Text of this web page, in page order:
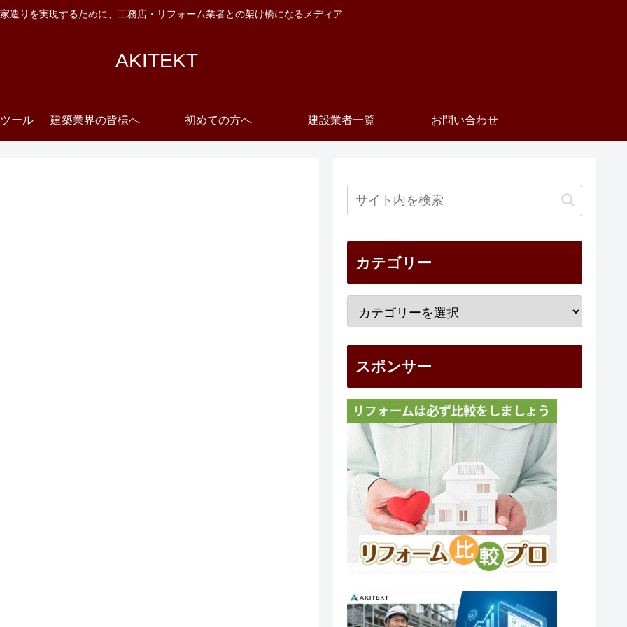
造りを実現するために、工務店・リフォーム業者との架け橋になるメディア
AKITEKT
ール 建築業界の皆様へ 初めての方へ 建設業者一覧 お問い合わせ
カテゴリー
スポンサー